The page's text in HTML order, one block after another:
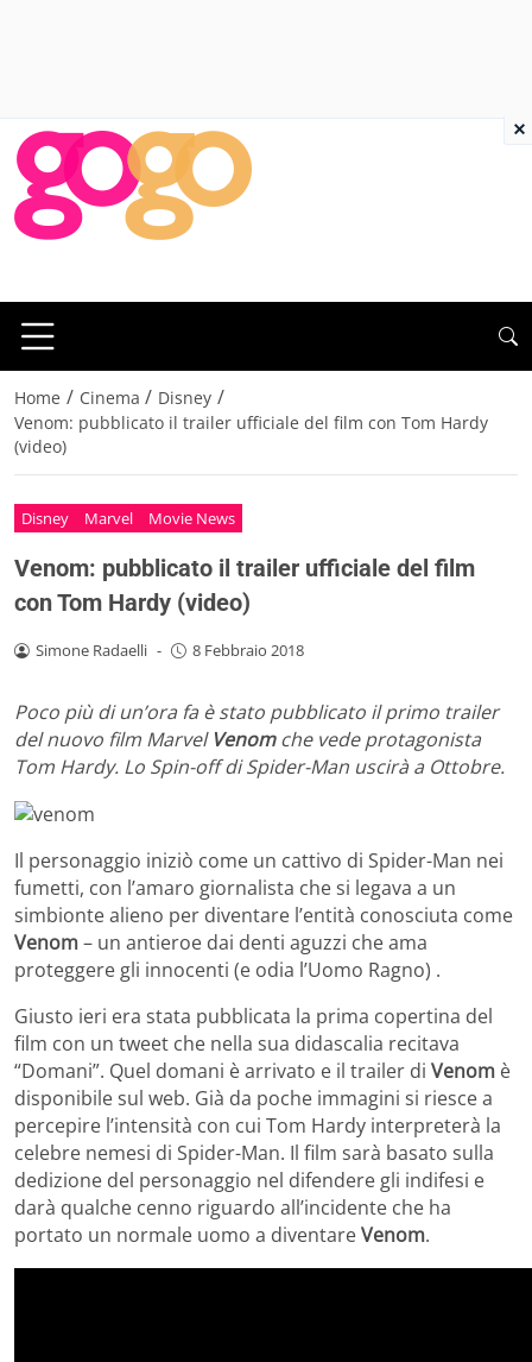
Home / Cinema / Disney /
Venom: pubblicato il trailer ufficiale del film con Tom Hardy
(video)
Disney Marvel Movie News
Venom: pubblicato il trailer ufficiale del film
con Tom Hardy (video)
Simone Radaelli - 8 Febbraio 2018
Poco più di un’ora fa è stato pubblicato il primo trailer
del nuovo film Marvel Venomche vede protagonista
Tom Hardy. Lo Spin-off di Spider-Man uscirà a Ottobre.
Il personaggio iniziò come un cattivo di Spider-Man nei
fumetti, con l’amaro giornalista che si legava a un
simbionte alieno per diventare l’entità conosciuta come
Venom– un antieroe dai denti aguzzi che ama
proteggere gli innocenti (e odia l’Uomo Ragno) .
Giusto ieri era stata pubblicata la prima copertina del
film con un tweet che nella sua didascalia recitava
“Domani”. Quel domani è arrivato e il trailer di Venom è
disponibile sul web. Già da poche immagini si riesce a
percepire l’intensità con cui Tom Hardy interpreterà la
celebre nemesi di Spider-Man. Il film sarà basato sulla
dedizione del personaggio nel difendere gli indifesi e
darà qualche cenno riguardo all’incidente che ha
portato un normale uomo a diventareVenom.
×